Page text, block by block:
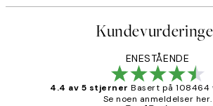
ENESTÅENDE
4.4 av 5 stjerner Basert på 108464
Se noen anmeldelser her.